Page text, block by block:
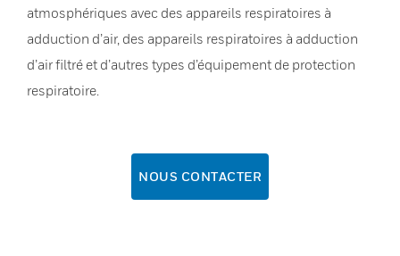
atmosphériques avec des appareils respiratoires à
adduction d’air, des appareils respiratoires à adduction
d’air filtré et d’autres types d’équipement de protection
respiratoire.
NOUS CONTACTER